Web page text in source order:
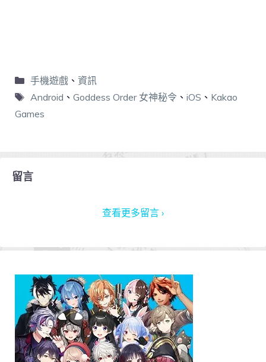
手機遊戲、 資訊
Android 、 Goddess Order 女神秘令 、 iOS 、 Kakao
Games
留言
查看更多留言 ›